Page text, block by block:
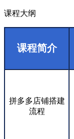
课程大纲
课程简介
拼多多店铺搭建
流程